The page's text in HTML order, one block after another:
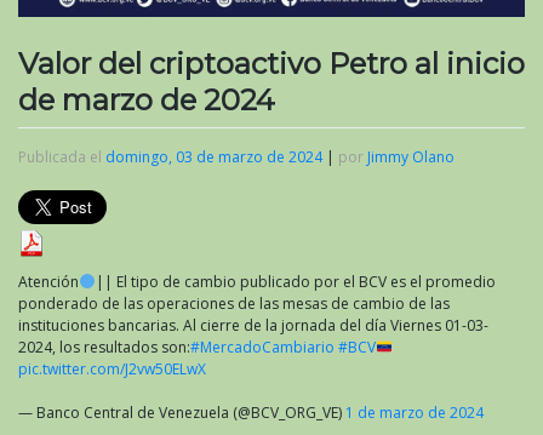
Valor del criptoactivo Petro al inicio
de marzo de 2024
Publicada el domingo, 03 de marzo de 2024| por Jimmy Olano
Atención
|| El tipo de cambio publicado por el BCV es el promedio
ponderado de las operaciones de las mesas de cambio de las
instituciones bancarias. Al cierre de la jornada del día Viernes 01-03-
2024, los resultados son:#MercadoCambiario #BCV
pic.twitter.com/J2vw50ELwX
— Banco Central de Venezuela (@BCV_ORG_VE) 1 de marzo de 2024